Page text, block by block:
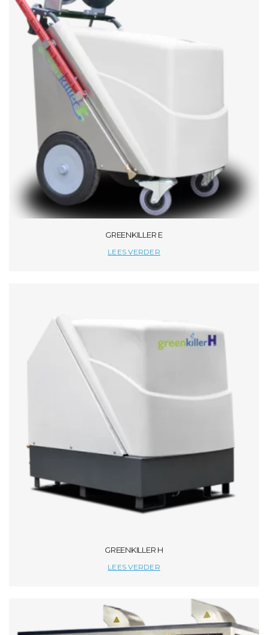
GREENKILLER E
LEES VERDER
GREENKILLER H
LEES VERDER